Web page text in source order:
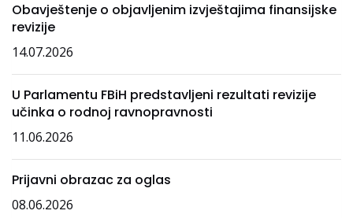
Obavještenje o objavljenim izvještajima finansijske
revizije
14.07.2026
U Parlamentu FBiH predstavljeni rezultati revizije
učinka o rodnoj ravnopravnosti
11.06.2026
Prijavni obrazac za oglas
08.06.2026